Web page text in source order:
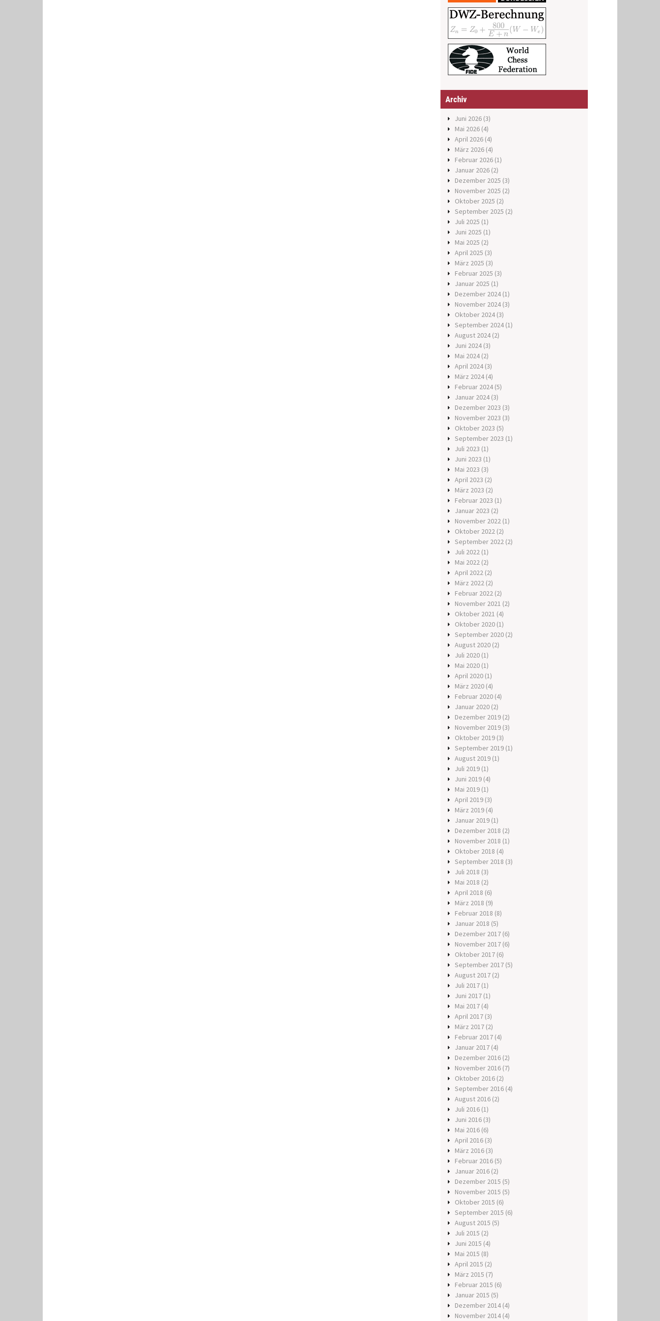
Archiv
Juni 2026 (3)
Mai 2026 (4)
April 2026 (4)
März 2026 (4)
Februar 2026 (1)
Januar 2026 (2)
Dezember 2025 (3)
November 2025 (2)
Oktober 2025 (2)
September 2025 (2)
Juli 2025 (1)
Juni 2025 (1)
Mai 2025 (2)
April 2025 (3)
März 2025 (3)
Februar 2025 (3)
Januar 2025 (1)
Dezember 2024 (1)
November 2024 (3)
Oktober 2024 (3)
September 2024 (1)
August 2024 (2)
Juni 2024 (3)
Mai 2024 (2)
April 2024 (3)
März 2024 (4)
Februar 2024 (5)
Januar 2024 (3)
Dezember 2023 (3)
November 2023 (3)
Oktober 2023 (5)
September 2023 (1)
Juli 2023 (1)
Juni 2023 (1)
Mai 2023 (3)
April 2023 (2)
März 2023 (2)
Februar 2023 (1)
Januar 2023 (2)
November 2022 (1)
Oktober 2022 (2)
September 2022 (2)
Juli 2022 (1)
Mai 2022 (2)
April 2022 (2)
März 2022 (2)
Februar 2022 (2)
November 2021 (2)
Oktober 2021 (4)
Oktober 2020 (1)
September 2020 (2)
August 2020 (2)
Juli 2020 (1)
Mai 2020 (1)
April 2020 (1)
März 2020 (4)
Februar 2020 (4)
Januar 2020 (2)
Dezember 2019 (2)
November 2019 (3)
Oktober 2019 (3)
September 2019 (1)
August 2019 (1)
Juli 2019 (1)
Juni 2019 (4)
Mai 2019 (1)
April 2019 (3)
März 2019 (4)
Januar 2019 (1)
Dezember 2018 (2)
November 2018 (1)
Oktober 2018 (4)
September 2018 (3)
Juli 2018 (3)
Mai 2018 (2)
April 2018 (6)
März 2018 (9)
Februar 2018 (8)
Januar 2018 (5)
Dezember 2017 (6)
November 2017 (6)
Oktober 2017 (6)
September 2017 (5)
August 2017 (2)
Juli 2017 (1)
Juni 2017 (1)
Mai 2017 (4)
April 2017 (3)
März 2017 (2)
Februar 2017 (4)
Januar 2017 (4)
Dezember 2016 (2)
November 2016 (7)
Oktober 2016 (2)
September 2016 (4)
August 2016 (2)
Juli 2016 (1)
Juni 2016 (3)
Mai 2016 (6)
April 2016 (3)
März 2016 (3)
Februar 2016 (5)
Januar 2016 (2)
Dezember 2015 (5)
November 2015 (5)
Oktober 2015 (6)
September 2015 (6)
August 2015 (5)
Juli 2015 (2)
Juni 2015 (4)
Mai 2015 (8)
April 2015 (2)
März 2015 (7)
Februar 2015 (6)
Januar 2015 (5)
Dezember 2014 (4)
November 2014 (4)